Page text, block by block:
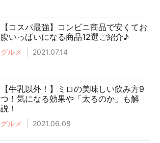
【コスパ最強】コンビニ商品で安くてお
腹いっぱいになる商品12選ご紹介♪
グルメ 2021.07.14
【牛乳以外！】ミロの美味しい飲み方9
つ！気になる効果や「太るのか」も解
説！
グルメ 2021.06.08